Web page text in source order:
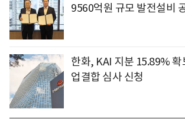
9560억원 규모 발전설비
한화, KAI 지분 15.89%
업결합 심사 신청